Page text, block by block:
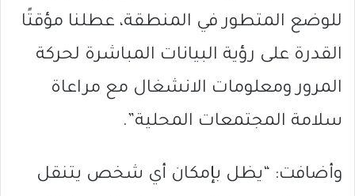
للوضع المتطور في المنطقة، عطلنا مؤقتًا
القدرة على رؤية البيانات المباشرة لحركة
المرور ومعلومات الانشغال مع مراعاة
سلامة المجتمعات المحلية”.
وأضافت: “يظل بإمكان أي شخص يتنقل